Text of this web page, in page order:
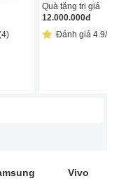
Quà tặng trị giá
12.000.000đ
Đánh giá 4.9/5
Vivo